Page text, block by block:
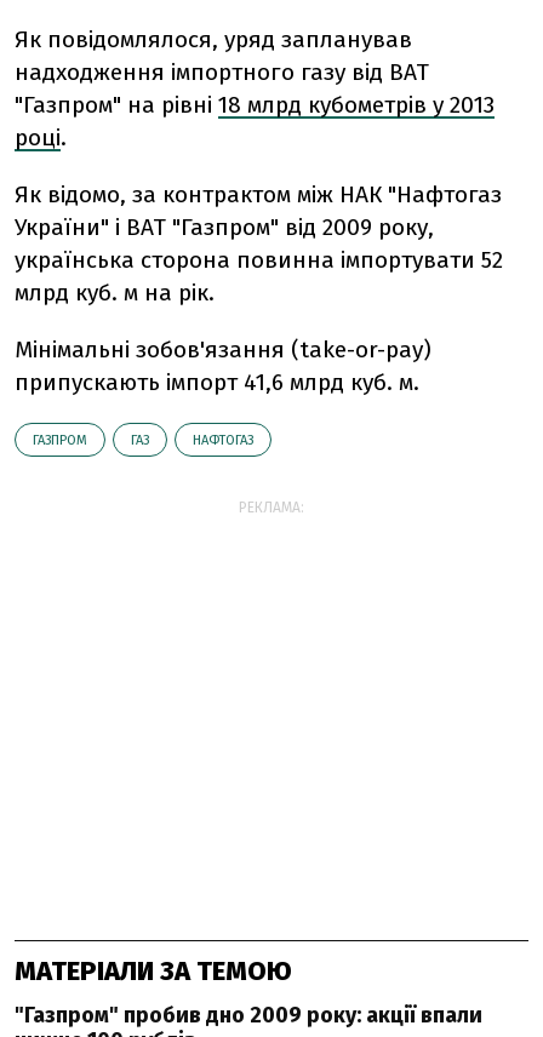
Як повідомлялося, уряд запланував
надходження імпортного газу від ВАТ
"Газпром" на рівні 18 млрд кубометрів у 2013
році.
Як відомо, за контрактом між НАК "Нафтогаз
України" і ВАТ "Газпром" від 2009 року,
українська сторона повинна імпортувати 52
млрд куб. м на рік.
Мінімальні зобов'язання (take-or-pay)
припускають імпорт 41,6 млрд куб. м.
ГАЗПРОМ ГАЗ НАФТОГАЗ
РЕКЛАМА:
МАТЕРІАЛИ ЗА ТЕМОЮ
"Газпром" пробив дно 2009 року: акції впали